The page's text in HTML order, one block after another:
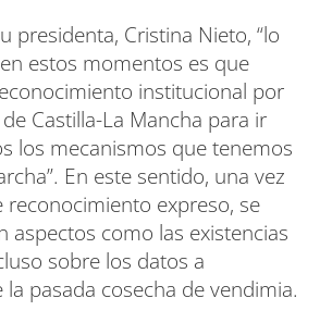
presidenta, Cristina Nieto, “lo
estos momentos es que
institucional por
Castilla-La Mancha para ir
los mecanismos que tenemos
En este sentido, una vez
reconocimiento expreso, se
aspectos como las existencias
sobre los datos a
pasada cosecha de vendimia.